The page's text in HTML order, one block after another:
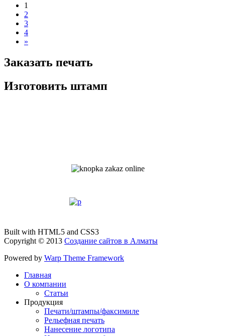
1
2
3
4
»
Заказать печать
Изготовить штамп
Built with HTML5 and CSS3
Copyright © 2013 Создание сайтов в Алматы
Powered by Warp Theme Framework
Главная
О компании
Статьи
Продукция
Печати/штампы/факсимиле
Рельефная печать
Нанесение логотипа